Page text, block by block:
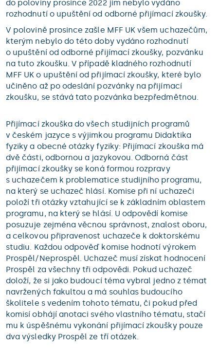
do poloviny prosince 2022 jim nebylo vydáno
rozhodnutí o upuštění od odborné přijímací zkoušky.
V polovině prosince zašle MFF UK všem uchazečům,
kterým nebylo do této doby vydáno rozhodnutí
o upuštění od odborné přijímací zkoušky, pozvánku
na tuto zkoušku. V případě kladného rozhodnutí
MFF UK o upuštění od přijímací zkoušky, které bylo
učiněno až po odeslání pozvánky na přijímací
zkoušku, se stává tato pozvánka bezpředmětnou.
Přijímací zkouška do všech studijních programů
v českém jazyce s výjimkou programu Didaktika
fyziky a obecné otázky fyziky: Přijímací zkouška má
dvě části, odbornou a jazykovou. Odborná část
přijímací zkoušky se koná formou rozpravy
s uchazečem k problematice studijního programu,
na který se uchazeč hlásí. Komise při ní uchazeči
položí tři otázky vztahující se k základním oblastem
programu, na který se hlásí. U odpovědí komise
posuzuje zejména věcnou správnost, znalost oboru,
a celkovou připravenost uchazeče k doktorskému
studiu. Každou odpověď komise hodnotí výrokem
Prospěl/Neprospěl. Uchazeč musí získat hodnocení
Prospěl za všechny tři odpovědi. Pokud uchazeč
doloží, že si jako budoucí téma vybral jedno z témat
navržených fakultou a má souhlas budoucího
školitele s vedením tohoto tématu, či pokud před
komisí obhájí anotaci svého vlastního tématu, stačí
mu k úspěšnému vykonání přijímací zkoušky pouze
dva výsledky Prospěl ze tří otázek.